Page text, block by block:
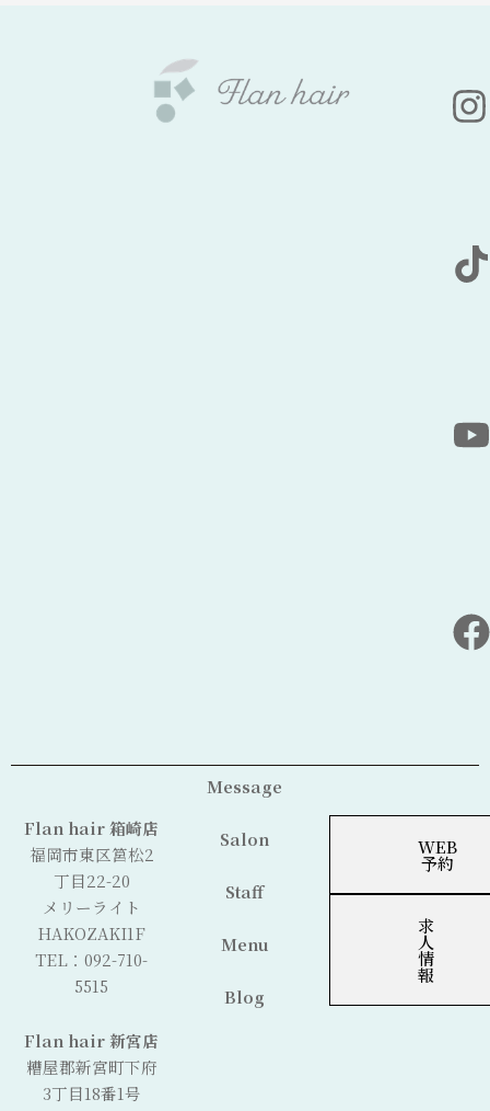
Flan hair 箱崎店
福岡市東区筥松2
丁目22-20
メリーライト
HAKOZAKI1F
TEL：092-710-
5515
Flan hair 新宮店
糟屋郡新宮町下府
3丁目18番1号
Message
Salon
Staff
Menu
Blog
WEB
予約
求
人
情
報